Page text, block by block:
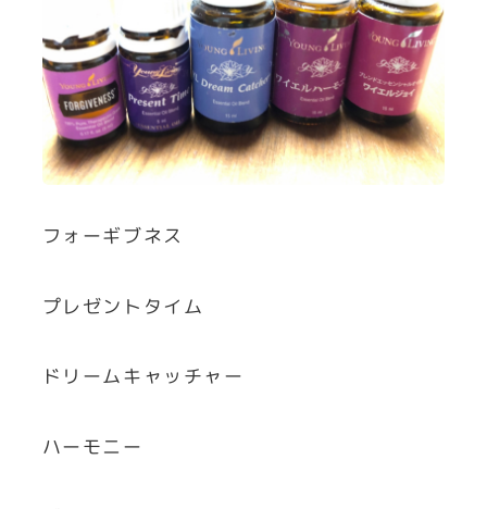
フォーギブネス
プレゼントタイム
ドリームキャッチャー
ハーモニー